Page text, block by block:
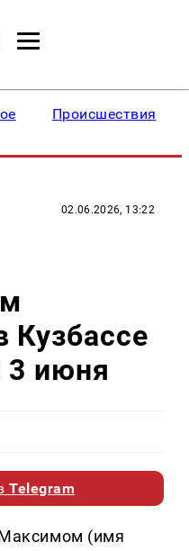
Происшествия
02.06.2026, 13:22
Кузбассе
3 июня
Telegram
(имя